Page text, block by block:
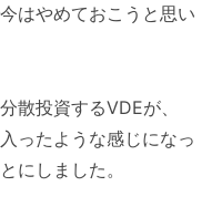
はやめておこうと思い
散投資するVDEが、
ったような感じになっ
にしました。